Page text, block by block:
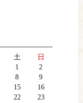
土
日
1
2
8
9
15
16
22
23